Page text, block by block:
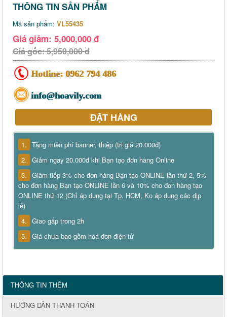
THÔNG TIN SẢN PHẨM
Mã sản phẩm: VL55435
Giá giảm: 5,000,000 đ
Giá gốc: 5,950,000 đ
Hotline: 0962 794 486
info@hoavily.com
ĐẶT HÀNG
1. Tặng miễn phí banner, thiệp (trị giá 20.000đ)
2. Giảm ngay 20.000đ khi Bạn tạo đơn hàng Online
3. Giảm tiếp 3% cho đơn hàng Bạn tạo ONLINE lần thứ 2, 5%
cho đơn hàng Bạn tạo ONLINE lần 6 và 10% cho đơn hàng tạo
ONLINE thứ 12 (Chỉ áp dụng tại Tp. HCM, Ko áp dụng các dịp
lễ)
4. Giao gấp trong 2h
5. Giá chưa bao gồm hoá đơn điện tử
THÔNG TIN THÊM
HƯỚNG DẪN THANH TOÁN